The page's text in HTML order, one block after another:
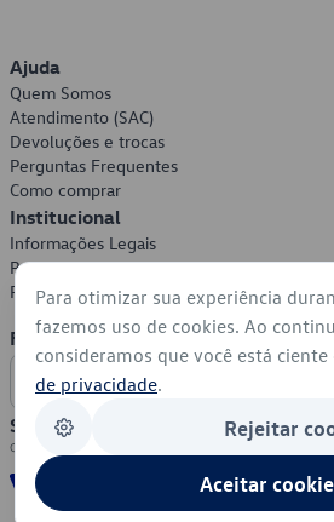
Ajuda
Quem Somos
Atendimento (SAC)
Devoluções e trocas
Perguntas Frequentes
Como comprar
Institucional
Informações Legais
Política de Privacidade
Política de Cookies
Formas de Pagamento
Segurança
Para otimizar sua experiência
fazemos uso de cookies. Ao
consideramos que você está ciente
de privacidade.
Rejeitar
Aceitar